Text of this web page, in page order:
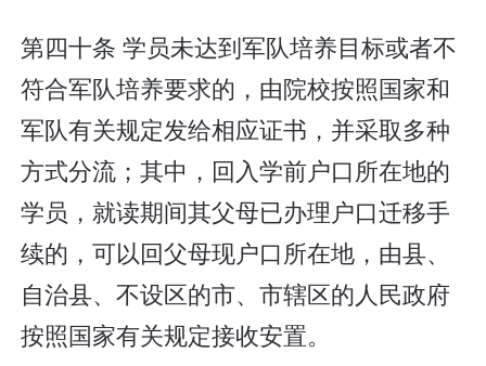
第四十条 学员未达到军队培养目标或者不
符合军队培养要求的，由院校按照国家和
军队有关规定发给相应证书，并采取多种
方式分流；其中，回入学前户口所在地的
学员，就读期间其父母已办理户口迁移手
续的，可以回父母现户口所在地，由县、
自治县、不设区的市、市辖区的人民政府
按照国家有关规定接收安置。